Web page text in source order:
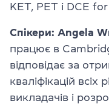
KET, PET і DCE
Спікери: Angela
працює в
відповідає за
кваліфікацій всіх
викладачів і